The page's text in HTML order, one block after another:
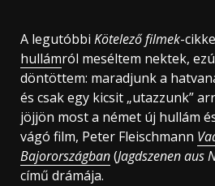
A legutóbbi Kötelező filmek-
hullámról meséltem nektek,
döntöttem: maradjunk a
és csak egy kicsit „utazzunk”
jöjjön most a német új hullám
vágó film, Peter Fleischmann
Bajorországban(Jagdszenen aus
című drámája.